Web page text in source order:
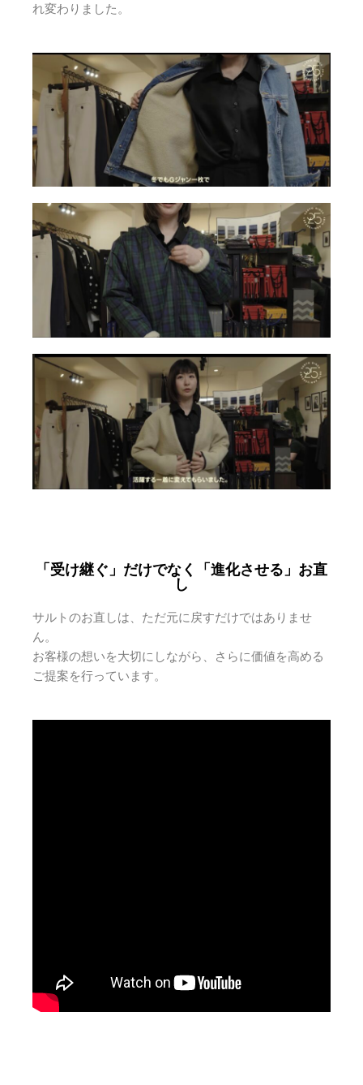
れ変わりました。
「受け継ぐ」だけでなく「進化させる」お直
し
サルトのお直しは、ただ元に戻すだけではありませ
ん。
お客様の想いを大切にしながら、さらに価値を高める
ご提案を行っています。